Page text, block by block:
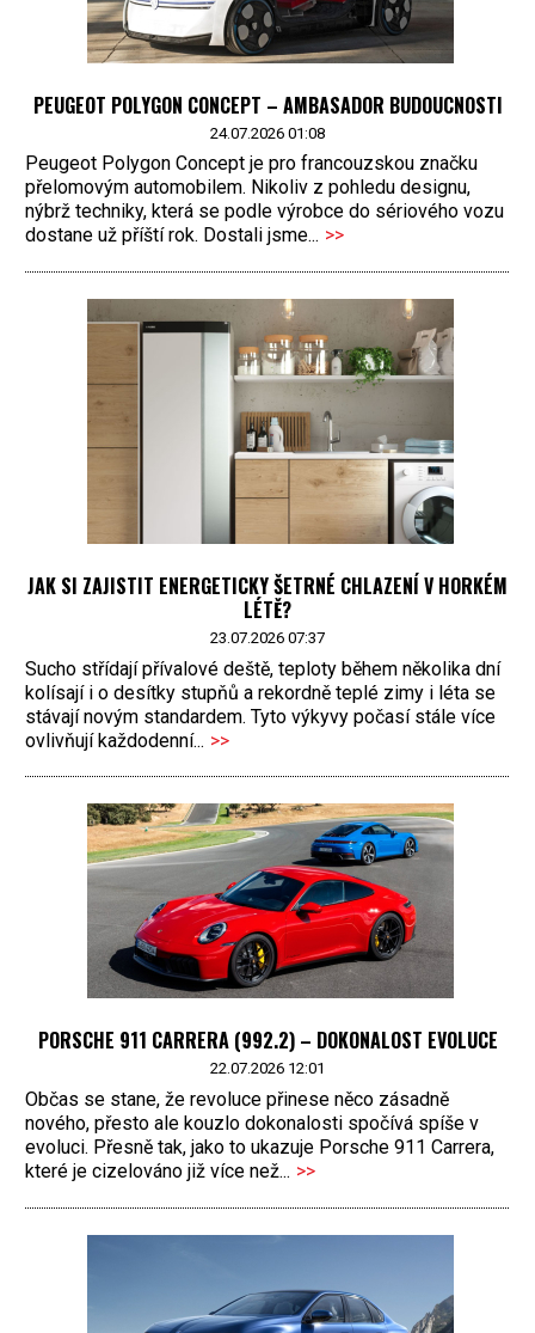
PEUGEOT POLYGON CONCEPT – AMBASADOR BUDOUCNOSTI
24.07.2026 01:08
Peugeot Polygon Concept je pro francouzskou značku
přelomovým automobilem. Nikoliv z pohledu designu,
nýbrž techniky, která se podle výrobce do sériového vozu
dostane už příští rok. Dostali jsme... >>
JAK SI ZAJISTIT ENERGETICKY ŠETRNÉ CHLAZENÍ V HORKÉM
LÉTĚ?
23.07.2026 07:37
Sucho střídají přívalové deště, teploty během několika dní
kolísají i o desítky stupňů a rekordně teplé zimy i léta se
stávají novým standardem. Tyto výkyvy počasí stále více
ovlivňují každodenní... >>
PORSCHE 911 CARRERA (992.2) – DOKONALOST EVOLUCE
22.07.2026 12:01
Občas se stane, že revoluce přinese něco zásadně
nového, přesto ale kouzlo dokonalosti spočívá spíše v
evoluci. Přesně tak, jako to ukazuje Porsche 911 Carrera,
které je cizelováno již více než... >>